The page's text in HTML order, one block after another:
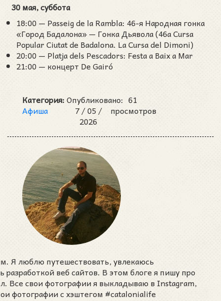
30 мая, суббота
18:00 — Passeig de la Rambla: 46-я Народная гонка
«Город Бадалона» — Гонка Дьявола (46a Cursa
Popular Ciutat de Badalona. La Cursa del Dimoni)
20:00 — Platja dels Pescadors: Festa a Baix a Mar
21:00 — концерт De Gairó
Категория:
Афиша
Опубликовано:
7 /05 /
2026
61
просмотров
Я люблю путешествовать, увлекаюсь
веб сайтов. В этом блоге я пишу про
Все свои фотографии я выкладываю в Instagram,
фотографии с хэштегом #catalonialife